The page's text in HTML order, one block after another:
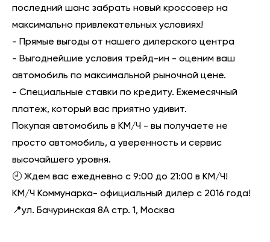
последний шанс забрать новый кроссовер на
максимально привлекательных условиях!
- Прямые выгоды от нашего дилерского центра
- Выгоднейшие условия трейд-ин - оценим ваш
автомобиль по максимальной рыночной цене.
- Специальные ставки по кредиту. Ежемесячный
платеж, который вас приятно удивит.
Покупая автомобиль в КМ/Ч - вы получаете не
просто автомобиль, а уверенность и сервис
высочайшего уровня.
🕘 Ждем вас ежедневно с 9:00 до 21:00 в КМ/Ч!
КМ/Ч Коммунарка- официальный дилер с 2016 года!
📍ул. Бачуринская 8А стр. 1, Москва